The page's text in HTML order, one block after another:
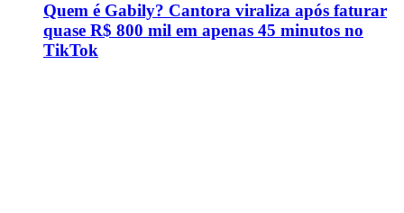
Quem é Gabily? Cantora viraliza após faturar
quase R$ 800 mil em apenas 45 minutos no
TikTok